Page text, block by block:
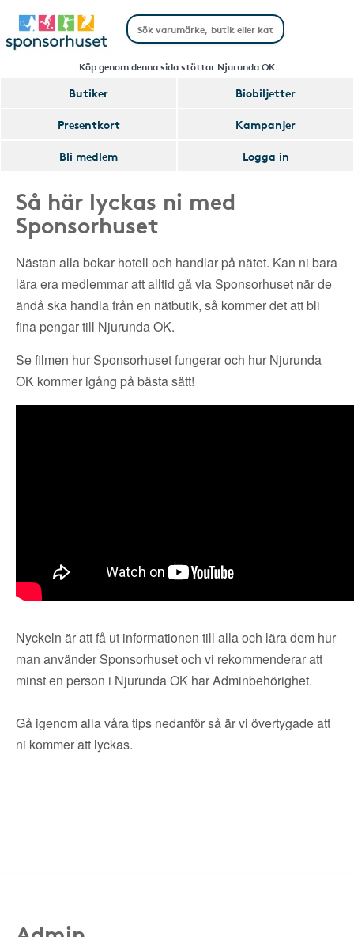
Köp genom denna sida stöttar Njurunda OK
Butiker
Biobiljetter
Presentkort
Kampanjer
Bli medlem
Logga in
Så här lyckas ni med
Sponsorhuset
Nästan alla bokar hotell och handlar på nätet. Kan ni bara
lära era medlemmar att alltid gå via Sponsorhuset när de
ändå ska handla från en nätbutik, så kommer det att bli
fina pengar till Njurunda OK.
Se filmen hur Sponsorhuset fungerar och hur Njurunda
OK kommer igång på bästa sätt!
Nyckeln är att få ut informationen till alla och lära dem hur
man använder Sponsorhuset och vi rekommenderar att
minst en person i Njurunda OK har Adminbehörighet.
Gå igenom alla våra tips nedanför så är vi övertygade att
ni kommer att lyckas.